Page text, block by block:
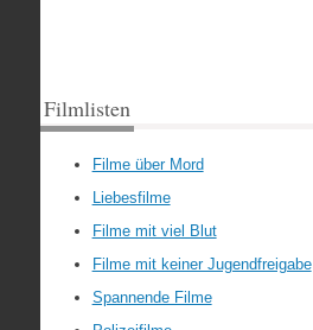
Filmlisten
Filme über Mord
Liebesfilme
Filme mit viel Blut
Filme mit keiner Jugendfreigabe
Spannende Filme